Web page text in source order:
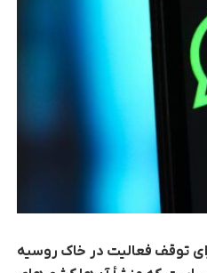
توقف فعالیت در خاک روسیه